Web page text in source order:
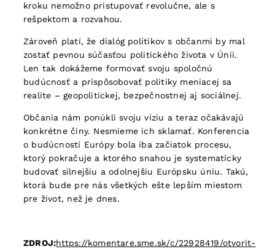
kroku nemožno pristupovať revolučne, ale s
rešpektom a rozvahou.
Zároveň platí, že dialóg politikov s občanmi by mal
zostať pevnou súčasťou politického života v Únii.
Len tak dokážeme formovať svoju spoločnú
budúcnosť a prispôsobovať politiky meniacej sa
realite – geopolitickej, bezpečnostnej aj sociálnej.
Občania nám ponúkli svoju víziu a teraz očakávajú
konkrétne činy. Nesmieme ich sklamať. Konferencia
o budúcnosti Európy bola iba začiatok procesu,
ktorý pokračuje a ktorého snahou je systematicky
budovať silnejšiu a odolnejšiu Európsku úniu. Takú,
ktorá bude pre nás všetkých ešte lepším miestom
pre život, než je dnes.
ZDROJ:https://komentare.sme.sk/c/22928419/otvorit-